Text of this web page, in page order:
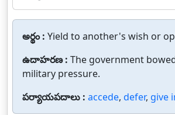
అర్థం : Yield to another's wish or
ఉదాహరణ : The government
military pressure.
పర్యాయపదాలు : accede, defer, give